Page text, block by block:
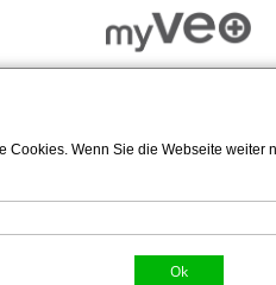
Wenn Sie die Webseite
Ok